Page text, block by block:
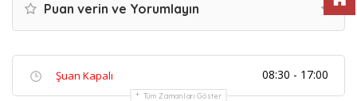
Puan verin ve Yorumlayın
Şuan Kapalı 08:30 - 17:00
Tüm Zamanları Göster